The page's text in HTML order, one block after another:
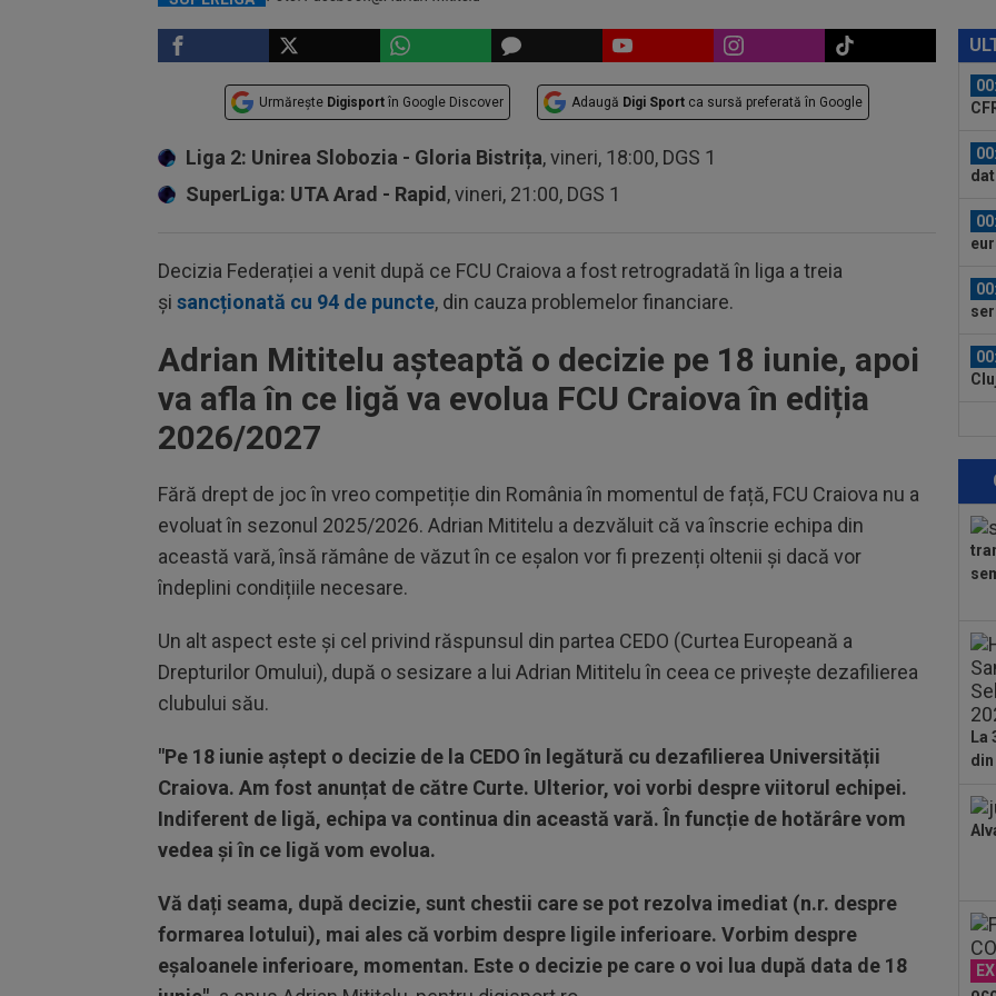
Urmărește Digisport în Google Discover Adaugă Digi Sport ca sursă preferată în Google
Liga 2: Unirea Slobozia - Gloria Bistrița, vineri, 18:00, DGS 1
SuperLiga: UTA Arad - Rapid , vineri, 21:00, DGS 1
Decizia Federației a venit după ce FCU Craiova a fost retrogradată în liga a treia
și sancționată cu 94 de puncte, din cauza problemelor financiare.
Adrian Mititelu așteaptă o decizie pe 18 iunie, apoi
va afla în ce ligă va evolua FCU Craiova în ediția
2026/2027
Fără drept de joc în vreo competiție din România în momentul de față, FCU Craiova nu a
evoluat în sezonul 2025/2026. Adrian Mititelu a dezvăluit că va înscrie echipa din
această vară, însă rămâne de văzut în ce eșalon vor fi prezenți oltenii și dacă vor
îndeplini condițiile necesare.
Un alt aspect este și cel privind răspunsul din partea CEDO (Curtea Europeană a
Drepturilor Omului), după o sesizare a lui Adrian Mititelu în ceea ce privește dezafilierea
clubului său.
"Pe 18 iunie aștept o decizie de la CEDO în legătură cu dezafilierea Universității
Craiova. Am fost anunțat de către Curte. Ulterior, voi vorbi despre viitorul echipei.
Indiferent de ligă, echipa va continua din această vară. În funcție de hotărâre vom
vedea și în ce ligă vom evolua.
Vă dați seama, după decizie, sunt chestii care se pot rezolva imediat (n.r. despre
formarea lotului), mai ales că vorbim despre ligile inferioare. Vorbim despre
eșaloanele inferioare, momentan. Este o decizie pe care o voi lua după data de 18
ți
se
pe
ți
La